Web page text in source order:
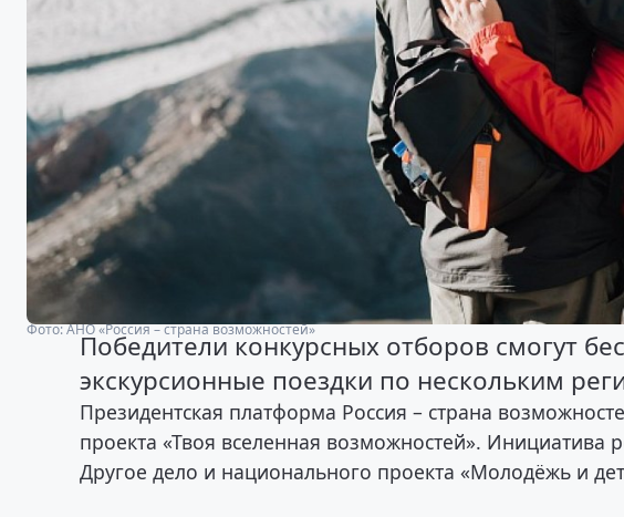
Фото: АНО «Россия – страна возможностей»
Победители конкурсных отборов смогут
экскурсионные поездки по нескольким
Президентская платформа Россия – страна
проекта «Твоя вселенная возможностей». Инициатива
Другое дело и национального проекта «Молодёжь и